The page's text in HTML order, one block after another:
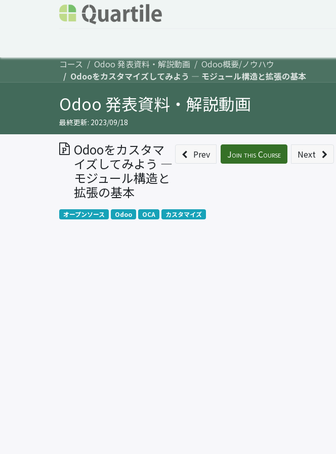
コース
Odoo 発表資料・解説動画
Odoo概要/ノウハウ
Odooをカスタマイズしてみよう ― モジュール構造と拡張の基本
Odoo 発表資料・解説動画
最終更新: 2023/09/18
Odooをカスタマ
イズしてみよう ―
モジュール構造と
拡張の基本
Prev Join this Course Next
オープンソース Odoo OCA カスタマイズ